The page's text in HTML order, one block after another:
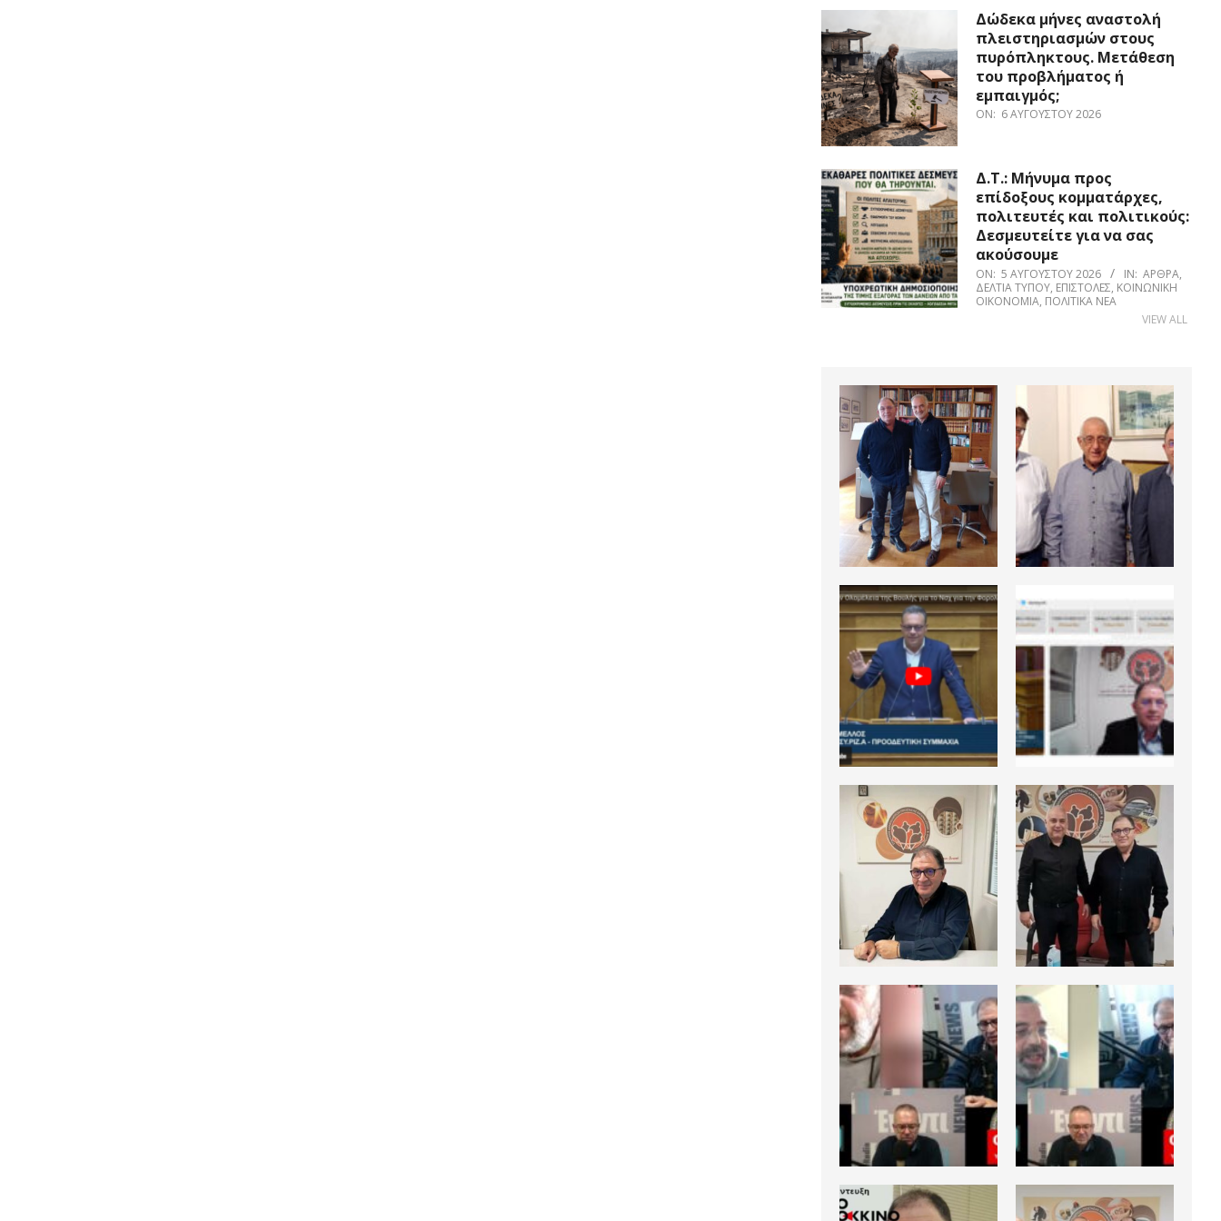
Δώδεκα μήνες αναστολή
πλειστηριασμών στους
πυρόπληκτους. Μετάθεση
του προβλήματος ή
εμπαιγμός;
ON: 6 ΑΥΓΟΎΣΤΟΥ 2026
Δ.Τ.: Μήνυμα προς
επίδοξους κομματάρχες,
πολιτευτές και πολιτικούς:
Δεσμευτείτε για να σας
ακούσουμε
ON: 5 ΑΥΓΟΎΣΤΟΥ 2026 IN: ΆΡΘΡΑ,
ΔΕΛΤΊΑ ΤΎΠΟΥ, ΕΠΙΣΤΟΛΈΣ, ΚΟΙΝΩΝΙΚΉ
ΟΙΚΟΝΟΜΊΑ, ΠΟΛΙΤΙΚΆ ΝΈΑ
VIEW ALL